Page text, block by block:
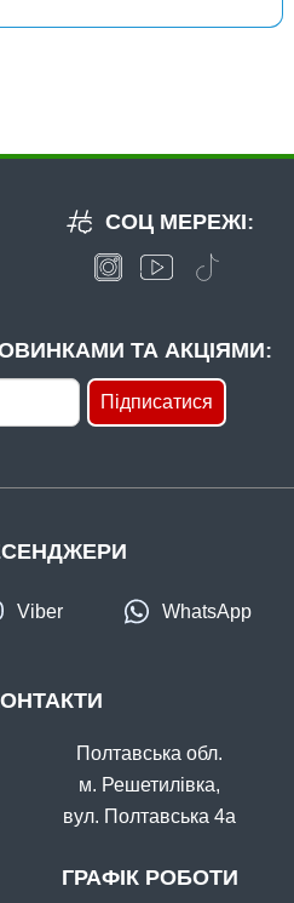
ТА АКЦІЯМИ:
Підписатися
СОЦ МЕРЕЖІ:
Полтавська обл.
м. Решетилівка,
вул. Полтавська 4а
ГРАФІК РОБОТИ
Viber WhatsApp